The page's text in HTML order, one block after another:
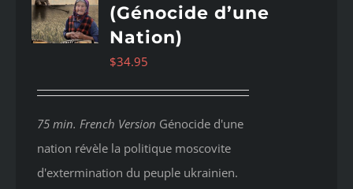
(Génocide d’une
Nation)
$34.95
75 min. French Version Génocide d'une
nation révèle la politique moscovite
d'extermination du peuple ukrainien.